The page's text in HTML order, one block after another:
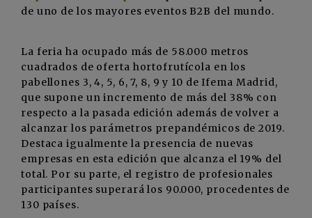
de uno de los mayores eventos B2B del mundo.
La feria ha ocupado más de 58.000 metros
cuadrados de oferta hortofrutícola en los
pabellones 3, 4, 5, 6, 7, 8, 9 y 10 de Ifema Madrid,
que supone un incremento de más del 38% con
respecto a la pasada edición además de volver a
alcanzar los parámetros prepandémicos de 2019.
Destaca igualmente la presencia de nuevas
empresas en esta edición que alcanza el 19% del
total. Por su parte, el registro de profesionales
participantes superará los 90.000, procedentes de
130 países.